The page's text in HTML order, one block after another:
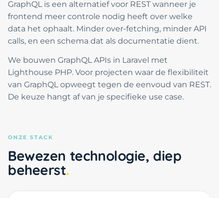
GraphQL is een alternatief voor REST wanneer je
frontend meer controle nodig heeft over welke
data het ophaalt. Minder over-fetching, minder API
calls, en een schema dat als documentatie dient.
We bouwen GraphQL APIs in Laravel met
Lighthouse PHP. Voor projecten waar de flexibiliteit
van GraphQL opweegt tegen de eenvoud van REST.
De keuze hangt af van je specifieke use case.
ONZE STACK
Bewezen technologie, diep
beheerst